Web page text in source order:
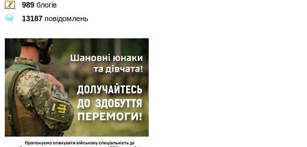
989 блогів
13187 повідомлень